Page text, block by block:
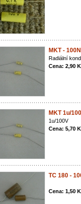
MKT -
Radiální
Cena: 2,90
MKT 1u/
1u/100V
Cena: 5,70
TC 180 -
Cena: 1,50